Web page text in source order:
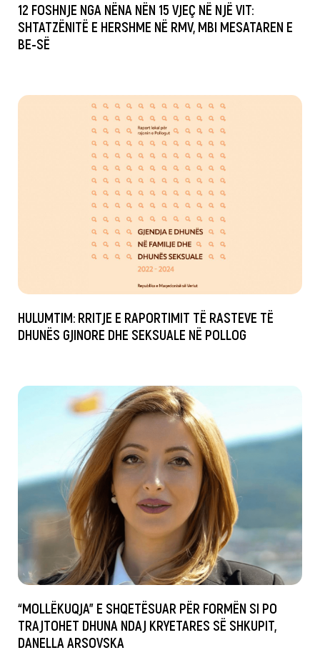
12 FOSHNJE NGA NËNA NËN 15 VJEÇ NË NJË VIT:
SHTATZËNITË E HERSHME NË RMV, MBI MESATAREN E
BE-SË
HULUMTIM: RRITJE E RAPORTIMIT TË RASTEVE TË
DHUNËS GJINORE DHE SEKSUALE NË POLLOG
“MOLLËKUQJA” E SHQETËSUAR PËR FORMËN SI PO
TRAJTOHET DHUNA NDAJ KRYETARES SË SHKUPIT,
DANELLA ARSOVSKA